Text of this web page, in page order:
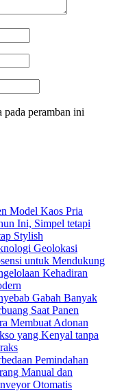
pada peramban ini
Model Kaos Pria
Ini, Simpel tetapi
Stylish
Geolokasi
untuk Mendukung
Kehadiran
Gabah Banyak
Saat Panen
Membuat Adonan
yang Kenyal tanpa
Pemindahan
Manual dan
Otomatis